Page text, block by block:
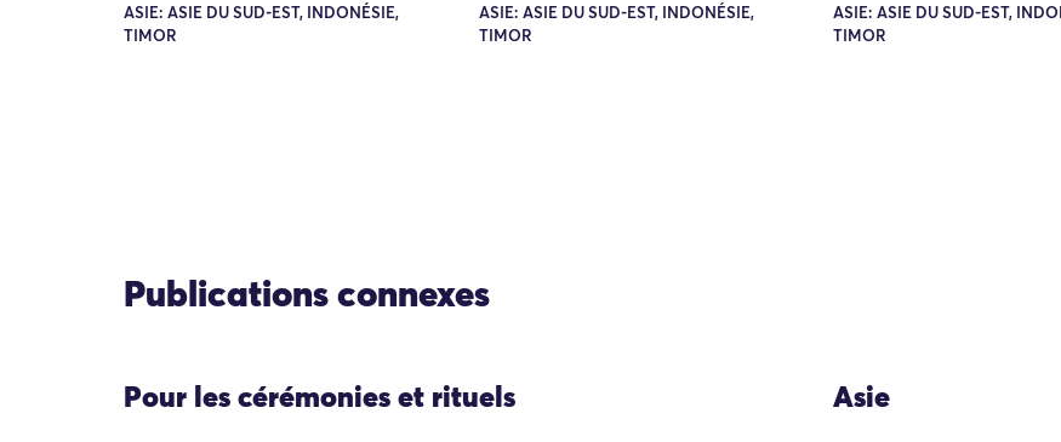
ASIE: ASIE DU SUD-EST, INDONÉSIE,
TIMOR
ASIE: ASIE DU SUD-EST, INDONÉSIE,
TIMOR
ASIE: ASIE DU SUD-EST,
TIMOR
Publications connexes
Pour les cérémonies et rituels Asie